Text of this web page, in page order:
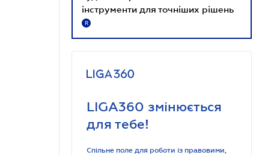
інструменти для точніших рішень
R
LIGA360 змінюється
для тебе!
Спільне поле для роботи із правовими,